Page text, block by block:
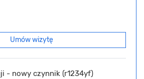
Umów wizytę
- nowy czynnik (r1234yf)